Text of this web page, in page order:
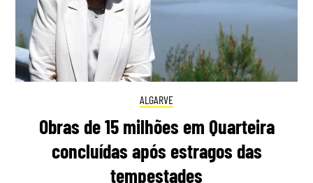
ALGARVE
Obras de 15 milhões em Quarteira
concluídas após estragos das
tempestades